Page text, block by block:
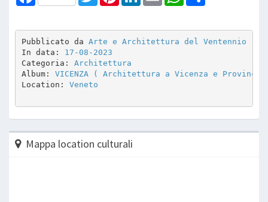
Pubblicato da Arte e Architettura del Ventennio
In data: 17-08-2023
Categoria: Architettura
Album: VICENZA ( Architettura a Vicenza e
Location: Veneto
Mappa location culturali